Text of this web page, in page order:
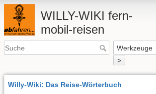
WILLY-WIKI fern-
mobil-reisen
>
Willy-Wiki: Das Reise-Wörterbuch